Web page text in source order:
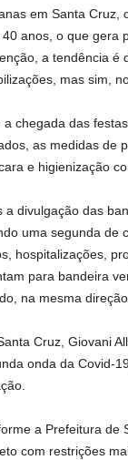
em Santa Cruz,
40 anos, o que gera
a tendência é
mas sim,
a chegada das
as medidas de
e higienização
a divulgação das
uma segunda de
hospitalizações,
para bandeira
na mesma
Cruz, Giovani
onda da Covid-
a Prefeitura de
com restrições